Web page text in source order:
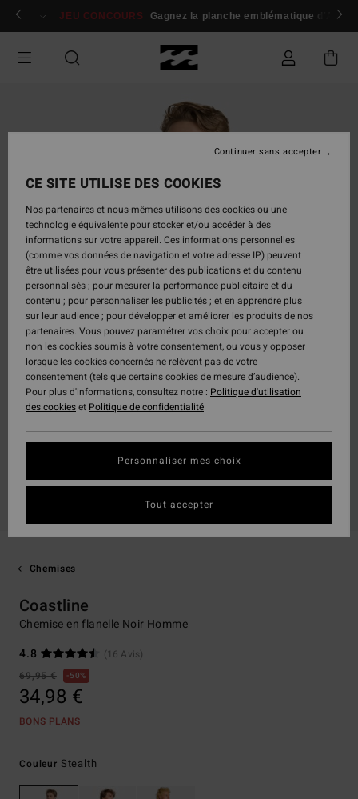
Passer
Se connecter / s'inscrire
JEU CONCOURS Gagnez la planche emblématique d'Andy
Chemises
Coastline
Chemise en flanelle Noir Homme
4.8
(16 Avis)
69,95 €
50%
34,98 €
BONS PLANS
Couleur Stealth
CE SITE UTILISE DES COOKIES
Nos partenaires et nous-mêmes utilisons des cookies ou une
technologie équivalente pour stocker et/ou accéder à des
informations sur votre appareil. Ces informations personnelles
(comme vos données de navigation et votre adresse IP) peuvent
être utilisées pour vous présenter des publications et du contenu
personnalisés ; pour mesurer la performance publicitaire et du
contenu ; pour personnaliser les publicités ; et en apprendre plus
sur leur audience ; pour développer et améliorer les produits de nos
partenaires. Vous pouvez paramétrer vos choix pour accepter ou
non les cookies soumis à votre consentement, ou vous y opposer
lorsque les cookies concernés ne relèvent pas de votre
consentement (tels que certains cookies de mesure d’audience).
Pour plus d'informations, consultez notre : Politique d'utilisation
des cookieset Politique de confidentialité
Personnaliser mes choix
Continuer sans accepter
Tout accepter